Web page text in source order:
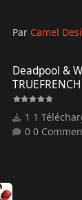
Par Camel
& Wolverine -
Deadpool &
1
0